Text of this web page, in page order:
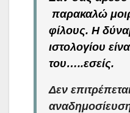
παρακαλώ
φίλους. Η
ιστολογίου
του…..εσείς.
Δεν